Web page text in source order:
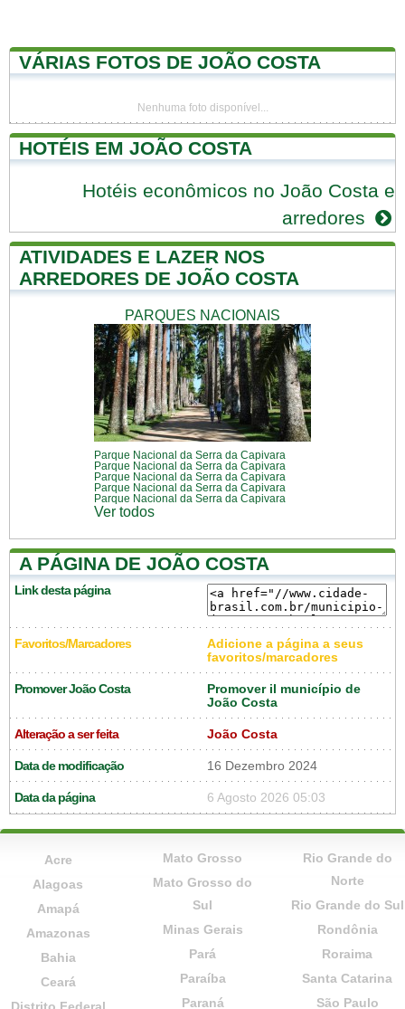
VÁRIAS FOTOS DE JOÃO COSTA
Nenhuma foto disponível...
HOTÉIS EM JOÃO COSTA
Hotéis econômicos no João Costa e
arredores
ATIVIDADES E LAZER NOS
ARREDORES DE JOÃO COSTA
PARQUES NACIONAIS
Parque Nacional da Serra da Capivara
Parque Nacional da Serra da Capivara
Parque Nacional da Serra da Capivara
Parque Nacional da Serra da Capivara
Parque Nacional da Serra da Capivara
Ver todos
A PÁGINA DE JOÃO COSTA
Link desta página
Favoritos/Marcadores
Adicione a página a seus
favoritos/marcadores
Promover João Costa
Promover il município de
João Costa
Alteração a ser feita João Costa
Data de modificação 16 Dezembro 2024
Data da página 6 Agosto 2026 05:03
Acre
Alagoas
Amapá
Amazonas
Bahia
Ceará
Distrito Federal
Mato Grosso
Mato Grosso do
Sul
Minas Gerais
Pará
Paraíba
Paraná
Rio Grande do
Norte
Rio Grande do Sul
Rondônia
Roraima
Santa Catarina
São Paulo